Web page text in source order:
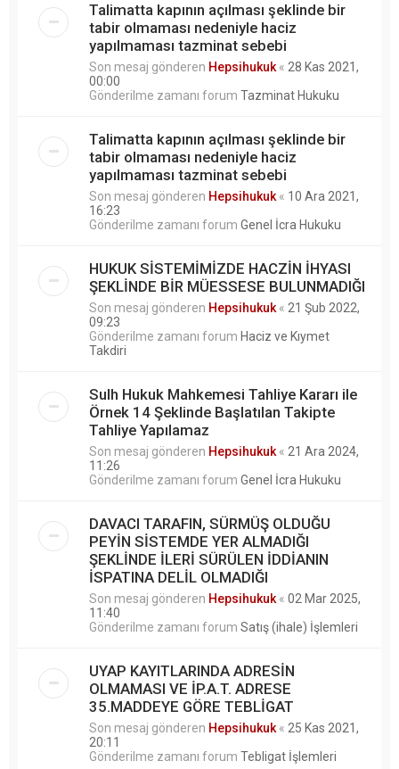
Talimatta kapının açılması şeklinde bir
tabir olmaması nedeniyle haciz
yapılmaması tazminat sebebi
Son mesaj gönderen Hepsihukuk« 28 Kas 2021,
00:00
Gönderilme zamanı forum Tazminat Hukuku
Talimatta kapının açılması şeklinde bir
tabir olmaması nedeniyle haciz
yapılmaması tazminat sebebi
Son mesaj gönderen Hepsihukuk« 10 Ara 2021,
16:23
Gönderilme zamanı forum Genel İcra Hukuku
HUKUK SİSTEMİMİZDE HACZİN İHYASI
ŞEKLİNDE BİR MÜESSESE BULUNMADIĞI
Son mesaj gönderen Hepsihukuk« 21 Şub 2022,
09:23
Gönderilme zamanı forum Haciz ve Kıymet
Takdiri
Sulh Hukuk Mahkemesi Tahliye Kararı ile
Örnek 14 Şeklinde Başlatılan Takipte
Tahliye Yapılamaz
Son mesaj gönderen Hepsihukuk« 21 Ara 2024,
11:26
Gönderilme zamanı forum Genel İcra Hukuku
DAVACI TARAFIN, SÜRMÜŞ OLDUĞU
PEYİN SİSTEMDE YER ALMADIĞI
ŞEKLİNDE İLERİ SÜRÜLEN İDDİANIN
İSPATINA DELİL OLMADIĞI
Son mesaj gönderen Hepsihukuk« 02 Mar 2025,
11:40
Gönderilme zamanı forum Satış (ihale) İşlemleri
UYAP KAYITLARINDA ADRESİN
OLMAMASI VE İP.A.T. ADRESE
35.MADDEYE GÖRE TEBLİGAT
Son mesaj gönderen Hepsihukuk« 25 Kas 2021,
20:11
Gönderilme zamanı forum Tebligat İşlemleri